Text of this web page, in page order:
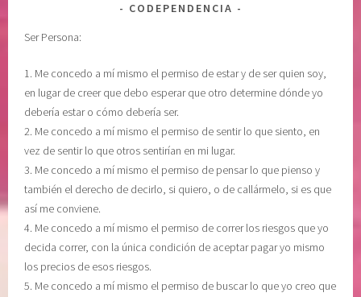
CODEPENDENCIA
Ser Persona:
1. Me concedo a mí mismo el permiso de estar y de ser quien soy,
en lugar de creer que debo esperar que otro determine dónde yo
debería estar o cómo debería ser.
2. Me concedo a mí mismo el permiso de sentir lo que siento, en
vez de sentir lo que otros sentirían en mi lugar.
3. Me concedo a mí mismo el permiso de pensar lo que pienso y
también el derecho de decirlo, si quiero, o de callármelo, si es que
así me conviene.
4. Me concedo a mí mismo el permiso de correr los riesgos que yo
decida correr, con la única condición de aceptar pagar yo mismo
los precios de esos riesgos.
5. Me concedo a mí mismo el permiso de buscar lo que yo creo que